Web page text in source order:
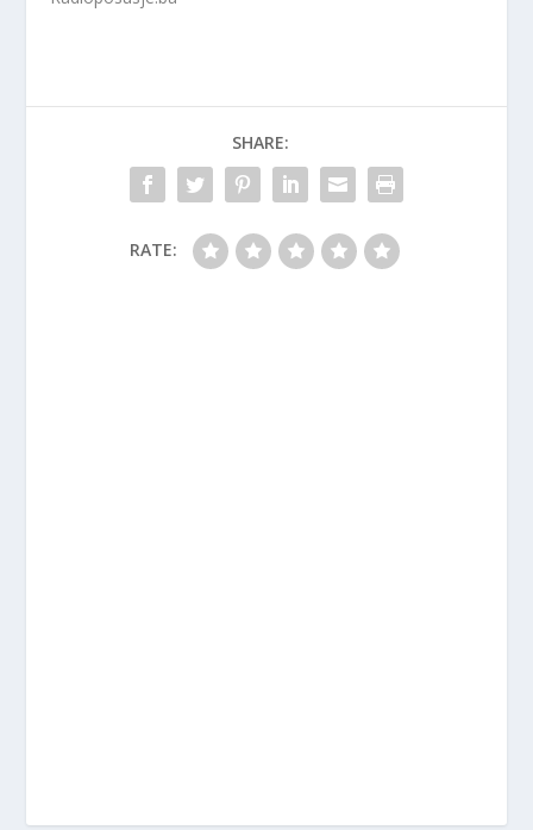
SHARE:
RATE: